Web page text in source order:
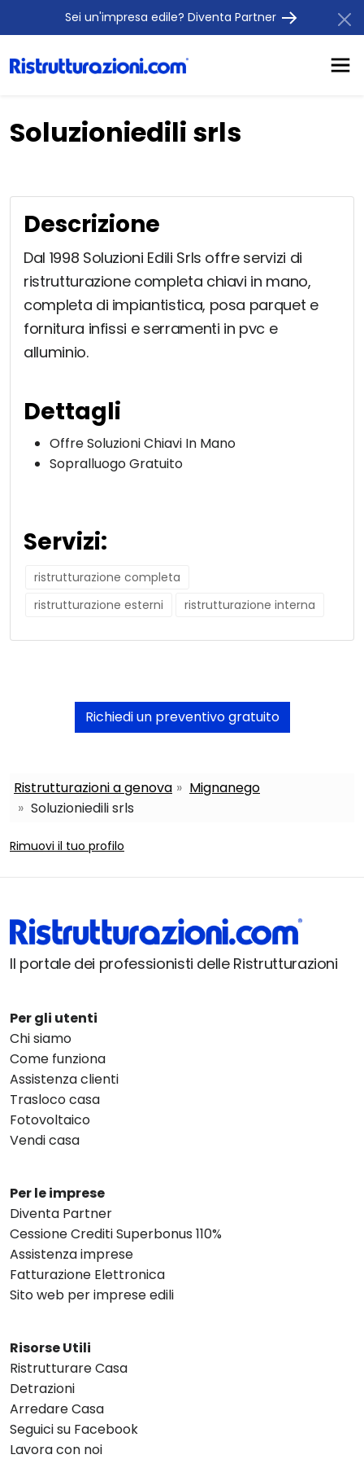
Sei un'impresa edile? Diventa Partner
Soluzioniedili srls
Descrizione
Dal 1998 Soluzioni Edili Srls offre servizi di
ristrutturazione completa chiavi in mano,
completa di impiantistica, posa parquet e
fornitura infissi e serramenti in pvc e
alluminio.
Dettagli
Offre Soluzioni Chiavi In Mano
Sopralluogo Gratuito
Servizi:
ristrutturazione completa
ristrutturazione esterni
ristrutturazione interna
Richiedi un preventivo gratuito
Ristrutturazioni a genova
Mignanego
Soluzioniedili srls
Rimuovi il tuo profilo
Il portale dei professionisti delle Ristrutturazioni
Per gli utenti
Chi siamo
Come funziona
Assistenza clienti
Trasloco casa
Fotovoltaico
Vendi casa
Per le imprese
Diventa Partner
Cessione Crediti Superbonus 110%
Assistenza imprese
Fatturazione Elettronica
Sito web per imprese edili
Risorse Utili
Ristrutturare Casa
Detrazioni
Arredare Casa
Seguici su Facebook
Lavora con noi